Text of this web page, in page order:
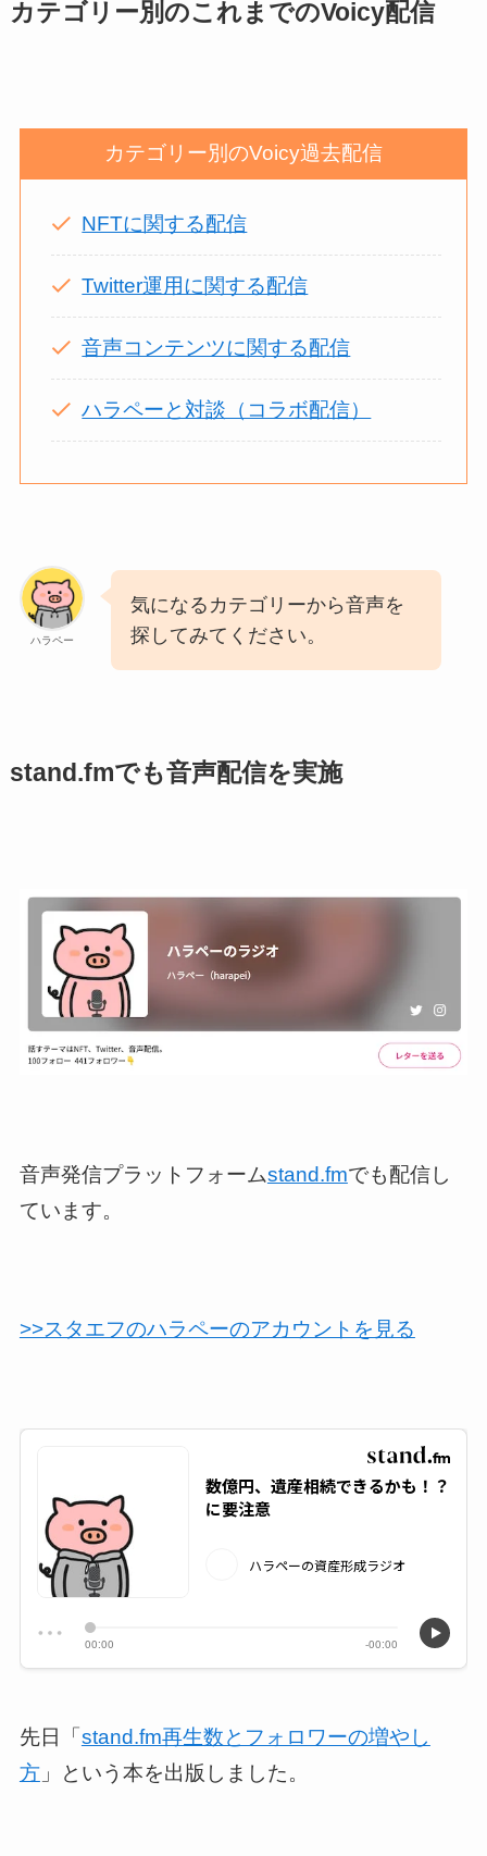
カテゴリー別のこれまでのVoicy配信
カテゴリー別のVoicy過去配信
NFTに関する配信
Twitter運用に関する配信
音声コンテンツに関する配信
ハラペーと対談（コラボ配信）
ハラペー
気になるカテゴリーから音声を
探してみてください。
stand.fmでも音声配信を実施
音声発信プラットフォームstand.fmでも配信し
ています。
>>スタエフのハラペーのアカウントを見る
先日「 stand.fm再生数とフォロワーの増やし
方」という本を出版しました。